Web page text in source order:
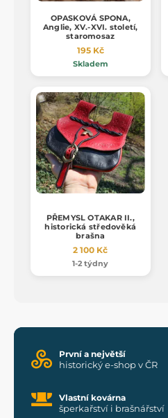
OPASKOVÁ SPONA,
Anglie, XV.-XVI. století,
staromosaz
195 Kč
Skladem
PŘEMYSL OTAKAR II.,
historická středověká
brašna
2 100 Kč
1-2 týdny
První a největší
historický e-shop v ČR
Vlastní kovárna
šperkařství i brašnářství